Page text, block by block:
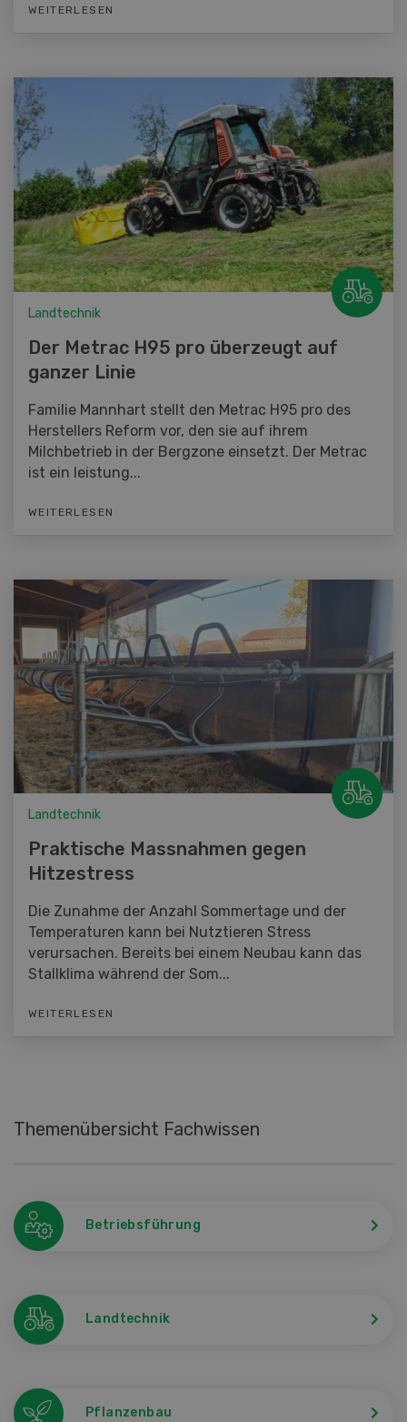
WEITERLESEN
Landtechnik
Der Metrac H95 pro überzeugt auf
ganzer Linie
Familie Mannhart stellt den Metrac H95 pro des
Herstellers Reform vor, den sie auf ihrem
Milchbetrieb in der Bergzone einsetzt. Der Metrac
ist ein leistung...
WEITERLESEN
Landtechnik
Praktische Massnahmen gegen
Hitzestress
Die Zunahme der Anzahl Sommertage und der
Temperaturen kann bei Nutztieren Stress
verursachen. Bereits bei einem Neubau kann das
Stallklima während der Som...
WEITERLESEN
Themenübersicht Fachwissen
Betriebsführung
Landtechnik
Pflanzenbau